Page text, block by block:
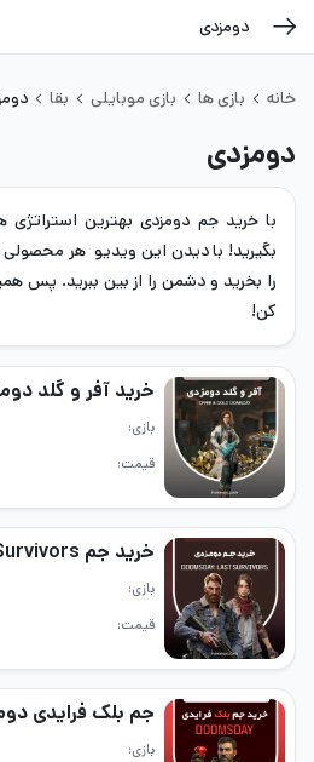
دومزدی
خانه بازی ها بازی موبایلی بقا
دومزدی
با خرید جم دومزدی بهترین
بگیرید! با دیدن این ویدیو هر
را بخرید و دشمن را از بین ببرید. پس
کن!
خرید آفر و گلد
بازی
قیمت
خرید جم Doomsday: Last Survivors
بازی
قیمت
جم بلک فرایدی
بازی